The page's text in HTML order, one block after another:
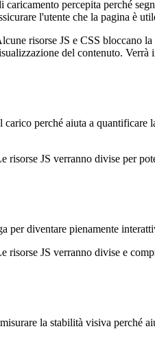
percepita perché
l'utente che la pagina è
risorse JS e CSS bloccano
del contenuto.
perché aiuta a
risorse JS verranno divise per
per diventare pienamente
risorse JS verranno divise e
la stabilità visiva